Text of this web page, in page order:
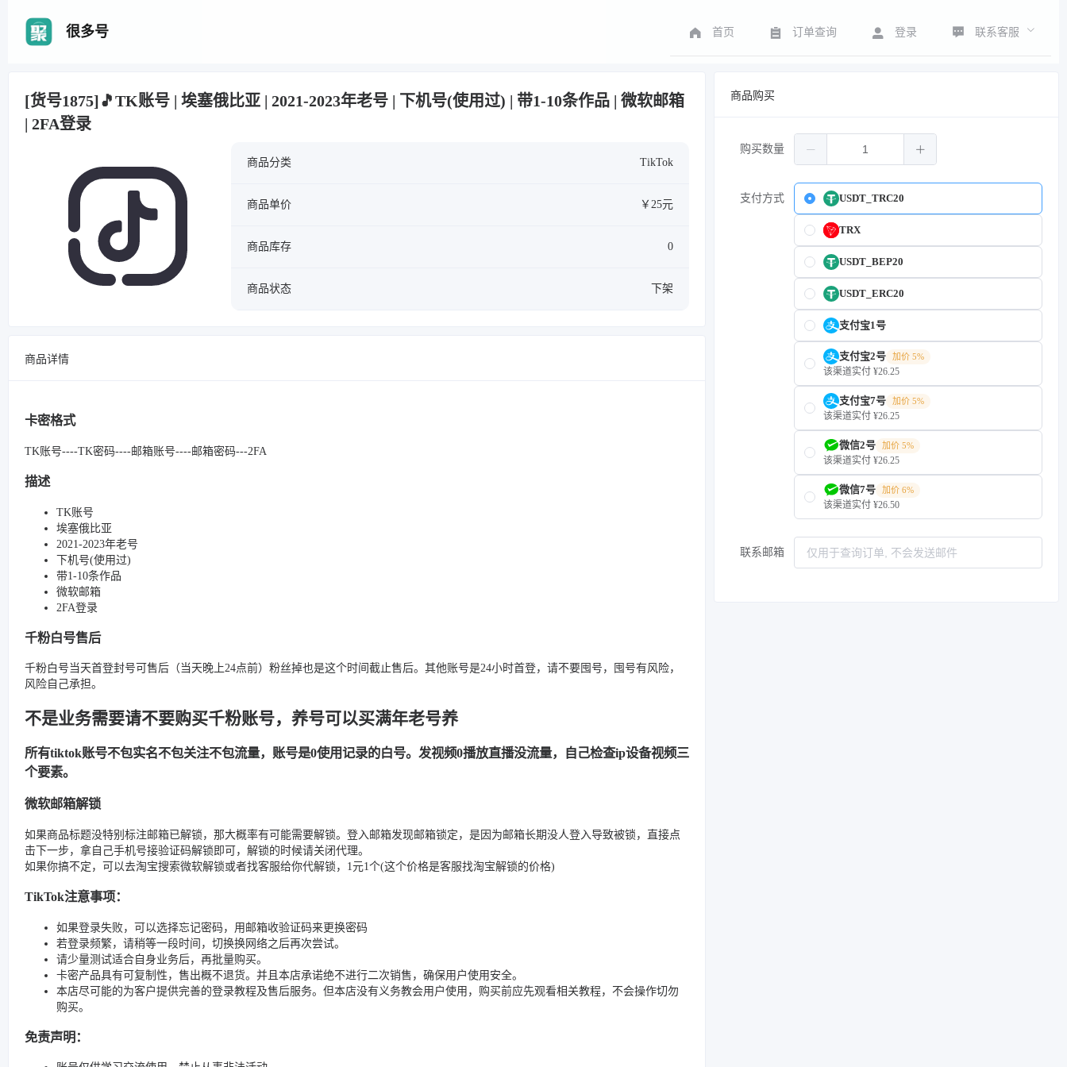
很多号 首页 订单查询 登录 联系客服
[货号1875]🎵TK账号 | 埃塞俄比亚 | 2021-2023年老号 | 下机号(使用过) | 带1-10条作品 | 微软邮箱
| 2FA登录
商品分类 TikTok
商品单价 ￥25元
商品库存 0
商品状态 下架
商品详情
卡密格式
TK账号----TK密码----邮箱账号----邮箱密码---2FA
描述
TK账号
埃塞俄比亚
2021-2023年老号
下机号(使用过)
带1-10条作品
微软邮箱
2FA登录
千粉白号售后
千粉白号当天首登封号可售后（当天晚上24点前）粉丝掉也是这个时间截止售后。其他账号是24小时首登，请不要囤号，囤号有风险，
风险自己承担。
不是业务需要请不要购买千粉账号，养号可以买满年老号养
所有tiktok账号不包实名不包关注不包流量，账号是0使用记录的白号。发视频0播放直播没流量，自己检查ip设备视频三
个要素。
微软邮箱解锁
如果商品标题没特别标注邮箱已解锁，那大概率有可能需要解锁。登入邮箱发现邮箱锁定，是因为邮箱长期没人登入导致被锁，直接点
击下一步，拿自己手机号接验证码解锁即可，解锁的时候请关闭代理。
如果你搞不定，可以去淘宝搜索微软解锁或者找客服给你代解锁，1元1个(这个价格是客服找淘宝解锁的价格)
TikTok注意事项：
如果登录失败，可以选择忘记密码，用邮箱收验证码来更换密码
若登录频繁，请稍等一段时间，切换换网络之后再次尝试。
请少量测试适合自身业务后，再批量购买。
卡密产品具有可复制性，售出概不退货。并且本店承诺绝不进行二次销售，确保用户使用安全。
本店尽可能的为客户提供完善的登录教程及售后服务。但本店没有义务教会用户使用，购买前应先观看相关教程，不会操作切勿
购买。
免责声明：
商品购买
购买数量
支付方式 USDT_TRC20
TRX
USDT_BEP20
USDT_ERC20
支付宝1号
支付宝2号 加价 5%
该渠道实付 ¥26.25
支付宝7号 加价 5%
该渠道实付 ¥26.25
微信2号 加价 5%
该渠道实付 ¥26.25
微信7号 加价 6%
该渠道实付 ¥26.50
联系邮箱